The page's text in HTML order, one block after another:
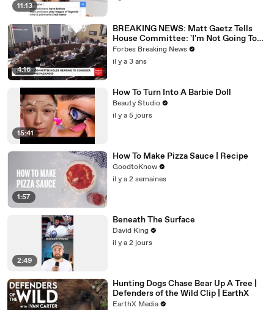
11:13
4:16
BREAKING NEWS: Matt Gaetz Tells
House Committee: 'I'm Not Going To
Vote For A Continuing Resolution'
Forbes Breaking News
il y a 3 ans
15:41
How To Turn Into A Barbie Doll
Beauty Studio
il y a 5 jours
1:57
How To Make Pizza Sauce | Recipe
GoodtoKnow
il y a 2 semaines
2:49
Beneath The Surface
David King
il y a 2 jours
Hunting Dogs Chase Bear Up A Tree |
Defenders of the Wild Clip | EarthX
EarthX Media